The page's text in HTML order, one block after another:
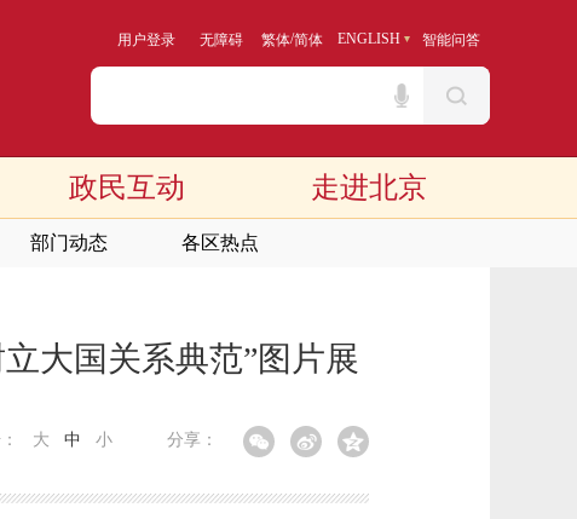
用户登录 无障碍 繁体/简体 ENGLISH 智能问答
部门动态 各区热点
政民互动 走进北京
大国关系典范”图片展
分享：
： 大 中 小